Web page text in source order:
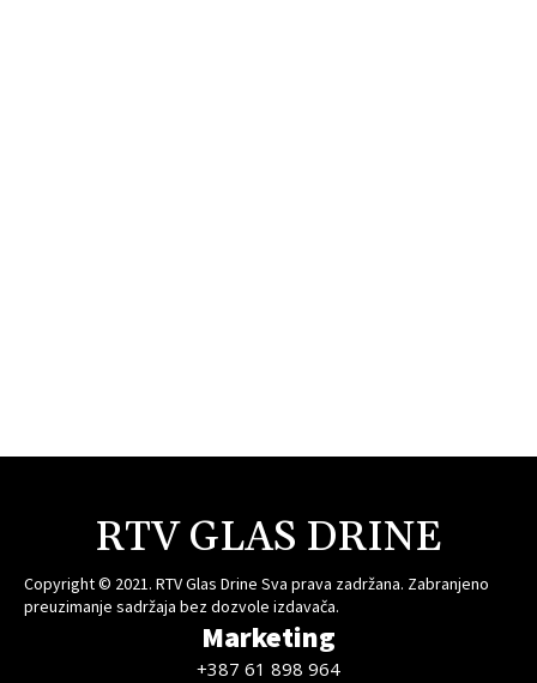
RTV GLAS DRINE
Copyright © 2021. RTV Glas Drine Sva prava zadržana. Zabranjeno
preuzimanje sadržaja bez dozvole izdavača.
Marketing
+387 61 898 964